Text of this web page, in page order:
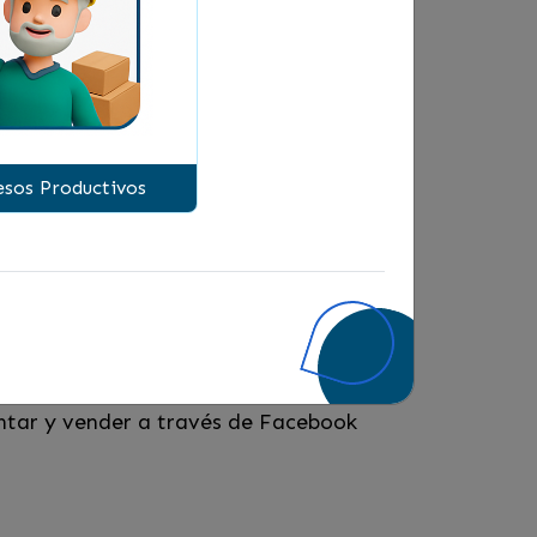
en Línea!
y vender a través de Facebook
Productivos